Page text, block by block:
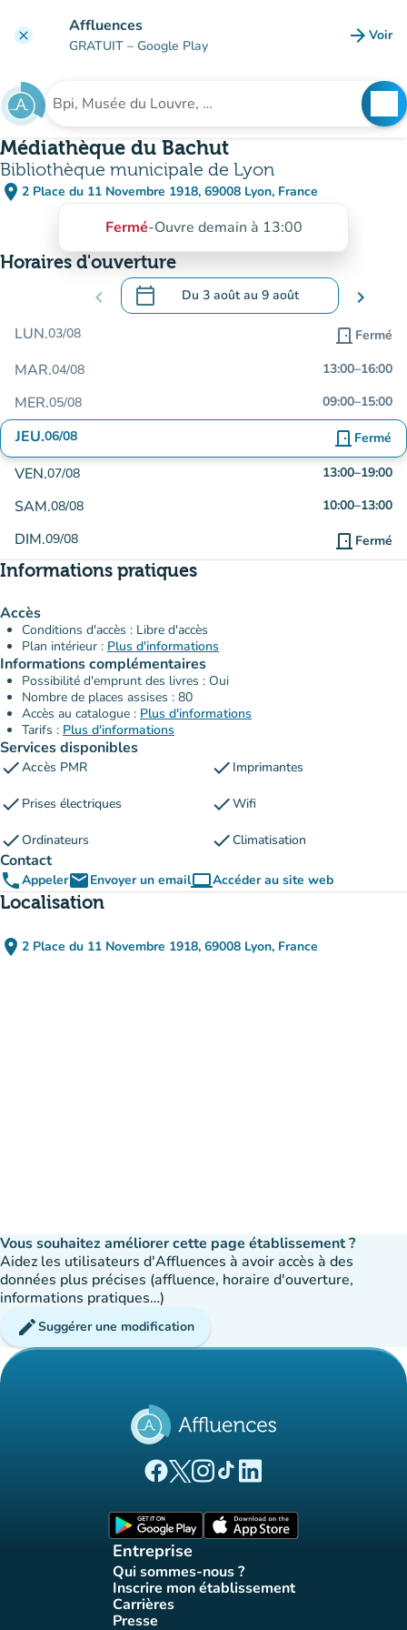
clear Affluences
GRATUIT – Google Play arrow_forward Voir
Rechercher un établissement
Médiathèque du Bachut
Bibliothèque municipale de Lyon
place 2 Place du 11 Novembre 1918, 69008 Lyon, France
(ouvrir dans Google Maps)
(nouvel onglet)
Fermé-Ouvre demain à 13:00
Horaires d'ouverture
chevron_left calendar_today Du 3 aoûtau 9 août
.Ouvrir le calendrier pour changer de
chevron_right
LUN.03/08 door_front Fermé
MAR.04/08 13:00–16:00
MER.05/08 09:00–15:00
JEU.06/08 door_front Fermé
VEN.07/08 13:00–19:00
SAM.08/08 10:00–13:00
DIM.09/08 door_front Fermé
Informations pratiques
Accès
Conditions d'accès : Libre d'accès
Plan intérieur : Plus d'informations
Informations complémentaires
Possibilité d'emprunt des livres : Oui
Nombre de places assises : 80
Accès au catalogue : Plus d'informations
Tarifs : Plus d'informations
Services disponibles
checkAccès PMR check Imprimantes
check Prises électriques checkWifi
checkOrdinateurs checkClimatisation
Contact
phoneAppeleremailEnvoyer un emailcomputerAccéder au site web
(nouvel onglet)
Localisation
place 2 Place du 11 Novembre 1918, 69008 Lyon, France
(ouvrir dans Google Maps)
(nouvel onglet)
Vous souhaitez améliorer cette page établissement ?
Aidez les utilisateurs d'Affluences à avoir accès à des
données plus précises (affluence, horaire d'ouverture,
informations pratiques…)
editSuggérer une modification
(nouvel onglet)
(nouvel onglet)
(nouvel onglet)
(nouvel onglet)
(nouvel onglet)
Entreprise
Qui sommes-nous ?
(nouvel onglet)
Inscrire mon établissement
(nouvel onglet)
Carrières(nouvel onglet)
Presse